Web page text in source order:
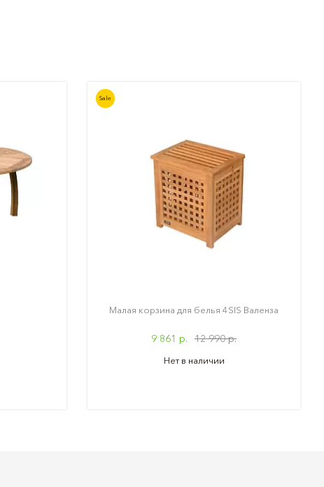
Sale
Малая корзина для белья 4SIS Валенза
9 861 р. 12 990 р.
Нет в наличии